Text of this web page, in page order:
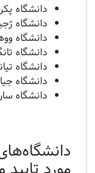
دانشگاه
دانشگاه
دانشگاه
دانشگاه
دانشگاه
دانشگاه
دانشگاه